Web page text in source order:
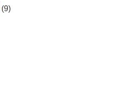
(9)